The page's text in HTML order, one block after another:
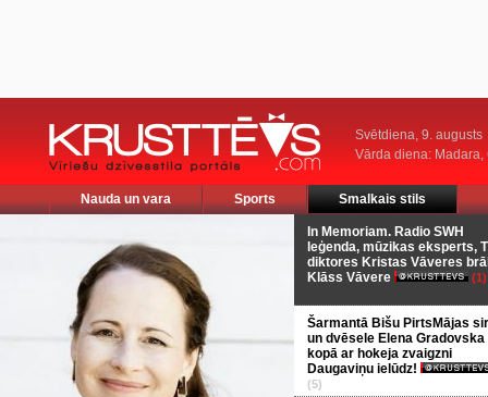
Svētdiena, 9. augusts
Vārda diena: Madara,
Nauda un vara Sports Smalkais stils
In Memoriam. Radio SWH
leģenda, mūzikas eksperts,
diktores Kristas Vāveres
Klāss Vāvere
(1)
Šarmantā Bišu PirtsMājas
un dvēsele Elena Gradovska
kopā ar hokeja zvaigzni
Daugaviņu ielūdz!
(5)